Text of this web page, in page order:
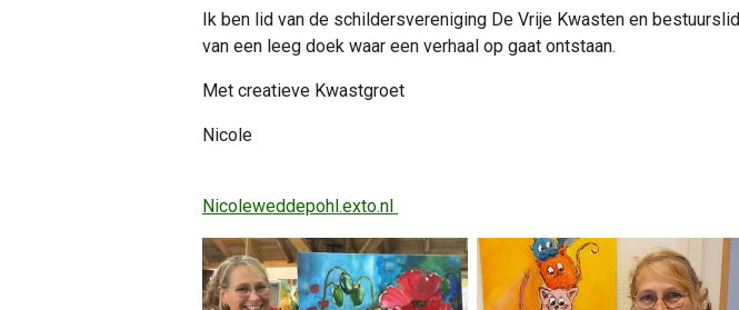
Ik ben lid van de schildersvereniging De Vrije Kwasten en bestuurslid
van een leeg doek waar een verhaal op gaat ontstaan.
Met creatieve Kwastgroet
Nicole
Nicoleweddepohl.exto.nl